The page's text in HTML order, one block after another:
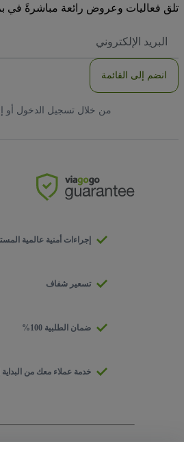
تلق فعاليات وعروض رائعة مباشرةً في
الاكتروني
انضم إلى القائمة
من خلال تسجيل الدخول أو
إجراءات أمنية عالمية
تسعير شفاف
ضمان الطلبية 100%
خدمة عملاء معك من البداية